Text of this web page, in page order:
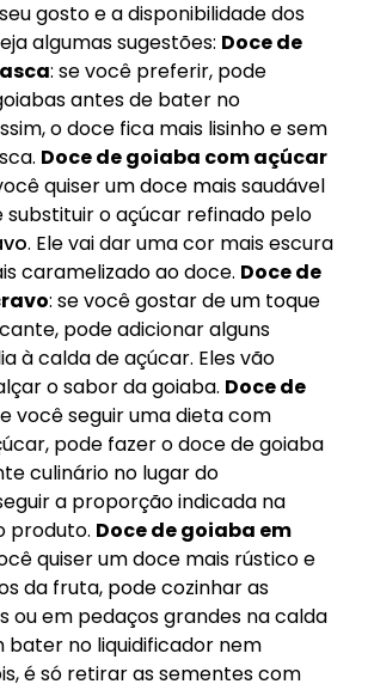
gosto e a disponibilidade dos
algumas sugestões: Doce de
: se você preferir, pode
antes de bater no
o doce fica mais lisinho e sem
Doce de goiaba com açúcar
quiser um doce mais saudável
substituir o açúcar refinado pelo
. Ele vai dar uma cor mais escura
caramelizado ao doce. Doce de
: se você gostar de um toque
pode adicionar alguns
à calda de açúcar. Eles vão
o sabor da goiaba. Doce de
você seguir uma dieta com
pode fazer o doce de goiaba
culinário no lugar do
a proporção indicada na
produto. Doce de goiaba em
quiser um doce mais rústico e
da fruta, pode cozinhar as
ou em pedaços grandes na calda
bater no liquidificador nem
é só retirar as sementes com